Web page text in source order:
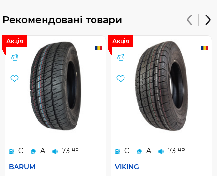
Рекомендовані товари
Акція
C A 73 дБ
BARUM
Акція
C A 73 дБ
VIKING